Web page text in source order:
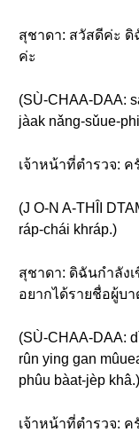
สุชาดา: สวัสดีค่ะ
ค่ะ
(SÙ-CHAA-DAA:
jàak nǎng-sǔue-
เจ้าหน้าที่ตำรวจ:
(J O-N A-THÎI
ráp-chái khráp.)
สุชาดา: ดิฉันกำลัง
อยากได้รายชื่อผู้บา
(SÙ-CHAA-DAA:
rûn ying gan
phûu bàat-jèp khâ.)
เจ้าหน้าที่ตำรวจ: